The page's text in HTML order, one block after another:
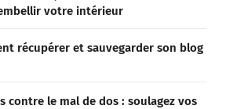
votre intérieur
récupérer et sauvegarder son blog
contre le mal de dos : soulagez vos